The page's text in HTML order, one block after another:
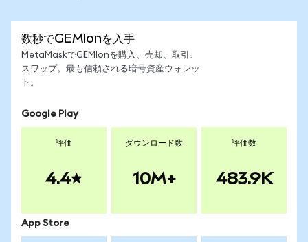
数秒でGEMIonを入手
MetaMaskでGEMIonを購入、売却、取引、
スワップ。最も信頼される暗号資産ウォレッ
ト。
Google Play
評価
4.4
ダウンロード数
10M+
評価数
483.9K
App Store